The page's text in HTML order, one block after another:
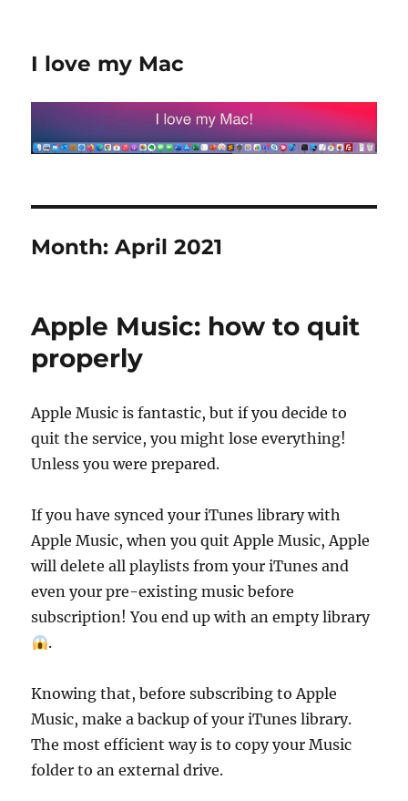
I love my Mac
Month:April 2021
Apple Music: how to quit
properly
Apple Music is fantastic, but if you decide to
quit the service, you might lose everything!
Unless you were prepared.
If you have synced your iTunes library with
Apple Music, when you quit Apple Music, Apple
will delete all playlists from your iTunes and
even your pre-existing music before
subscription! You end up with an empty library
.
Knowing that, before subscribing to Apple
Music, make a backup of your iTunes library.
The most efficient way is to copy your Music
folder to an external drive.